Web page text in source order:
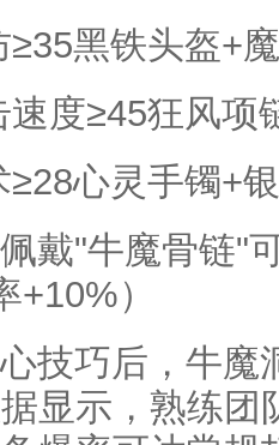
≥35黑铁头盔+
速度≥45狂风项
≥28心灵手镯+
戴"牛魔骨链"
）
技巧后，牛魔
显示，熟练